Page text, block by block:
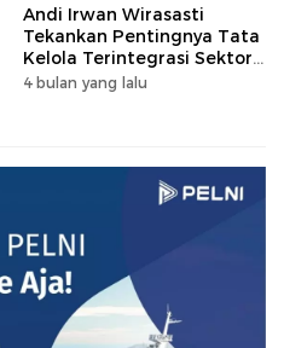
Andi Irwan Wirasasti
Tekankan Pentingnya Tata
Kelola Terintegrasi Sektor
Peternakan Sulsel
4 bulan yang lalu